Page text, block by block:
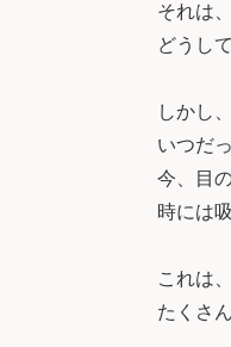
それは
どうし
しかし
いつだ
今、目
時には
これは
たくさ